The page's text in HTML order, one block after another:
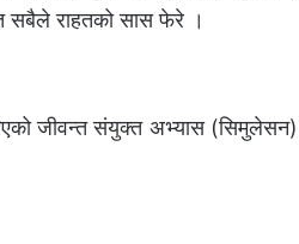
सबैले राहतको सास फेरे ।
जीवन्त संयुक्त अभ्यास (सिमुलेसन)